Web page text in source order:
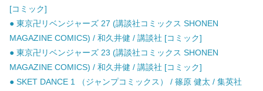
[コミック]
● 東京卍リベンジャーズ 27 (講談社コミックス SHONEN
MAGAZINE COMICS) / 和久井健 / 講談社 [コミック]
● 東京卍リベンジャーズ 23 (講談社コミックス SHONEN
MAGAZINE COMICS) / 和久井健 / 講談社 [コミック]
● SKET DANCE 1 （ジャンプコミックス） / 篠原 健太 / 集英社